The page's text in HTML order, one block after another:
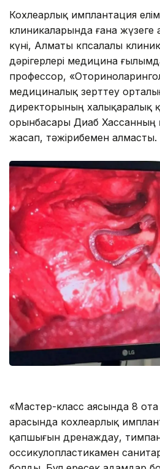
Кохлеарлық имплантация
клиникаларында ғана жүзеге
күні, Алматы көпсалалы
дәрігерлері медицина
профессор,
медициналық зерттеу
директорының халықаралық
орынбасары Диаб Хассанның
жасап, тәжірибемен алмасты.
«Мастер-класс аясында 8
арасында кохлеарлық
қапшығын дренаждау,
оссикулопластикамен